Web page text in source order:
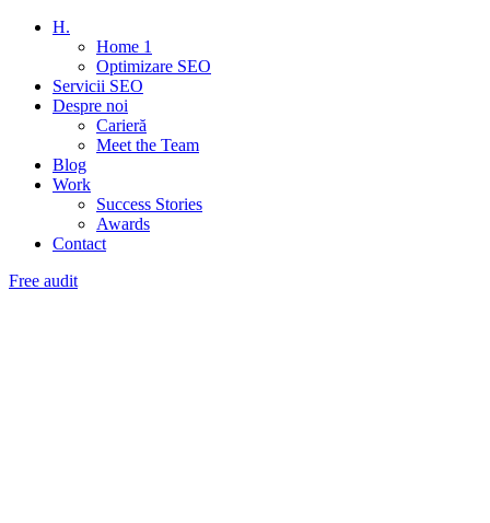
H.
Home 1
Optimizare SEO
Servicii SEO
Despre noi
Carieră
Meet the Team
Blog
Work
Success Stories
Awards
Contact
Free audit